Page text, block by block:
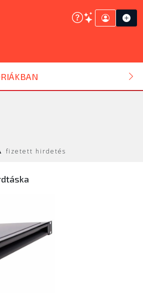
fizetett hirdetés